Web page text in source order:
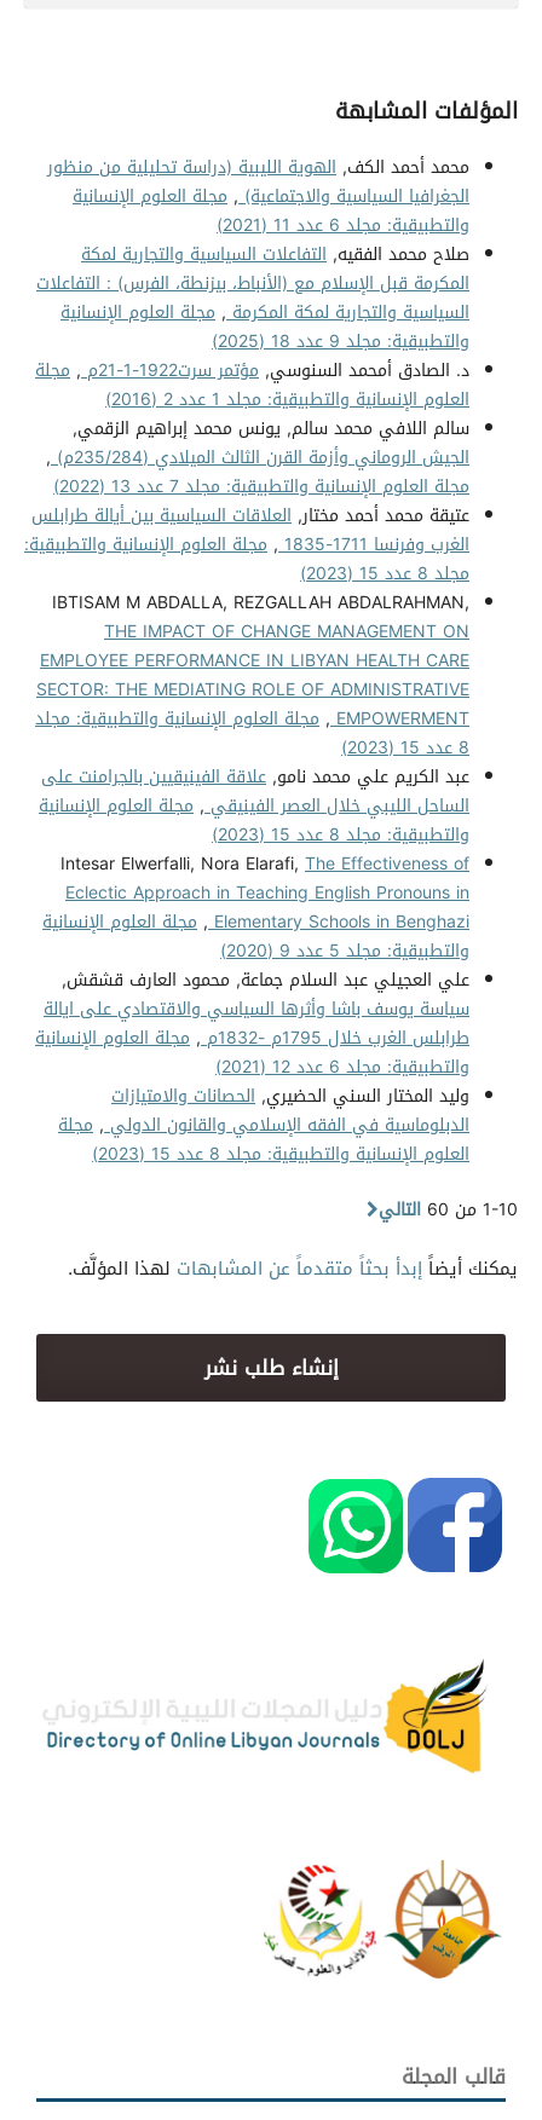
المؤلفات المشابهة
محمد أحمد الكف, الهوية الليبية (دراسة تحليلية من منظور
الجغرافيا السياسية والاجتماعية), مجلة العلوم الإنسانية
والتطبيقية: مجلد 6 عدد 11 (2021)
صلاح محمد الفقيه, التفاعلات السياسية والتجارية لمكة
المكرمة قبل الإسلام مع (الأنباط، بيزنطة، الفرس) : التفاعلات
السياسية والتجارية لمكة المكرمة, مجلة العلوم الإنسانية
والتطبيقية: مجلد 9 عدد 18 (2025)
د. الصادق أمحمد السنوسي, مؤتمر سرت1922-1-21م , مجلة
العلوم الإنسانية والتطبيقية: مجلد 1 عدد 2 (2016)
سالم اللافي محمد سالم, يونس محمد إبراهيم الزقمي,
الجيش الروماني وأزمة القرن الثالث الميلادي (235/284م)
,
مجلة العلوم الإنسانية والتطبيقية: مجلد 7 عدد 13 (2022)
عتيقة محمد أحمد مختار, العلاقات السياسية بين أيالة طرابلس
الغرب وفرنسا 1711-1835
, مجلة العلوم الإنسانية والتطبيقية:
مجلد 8 عدد 15 (2023)
IBTISAM M ABDALLA, REZGALLAH ABDALRAHMAN,
THE IMPACT OF CHANGE MANAGEMENT ON
EMPLOYEE PERFORMANCE IN LIBYAN HEALTH CARE
SECTOR: THE MEDIATING ROLE OF ADMINISTRATIVE
EMPOWERMENT
, مجلة العلوم الإنسانية والتطبيقية: مجلد
8 عدد 15 (2023)
عبد الكريم علي محمد نامو, علاقة الفينيقيين بالجرامنت على
الساحل الليبي خلال العصر الفينيقي, مجلة العلوم الإنسانية
والتطبيقية: مجلد 8 عدد 15 (2023)
Intesar Elwerfalli, Nora Elarafi,The Effectiveness of
Eclectic Approach in Teaching English Pronouns in
Elementary Schools in Benghazi
, مجلة العلوم الإنسانية
والتطبيقية: مجلد 5 عدد 9 (2020)
علي العجيلي عبد السلام جماعة, محمود العارف قشقش,
سياسة يوسف باشا وأثرها السياسي والاقتصادي على ايالة
طرابلس الغرب خلال 1795م -1832م
, مجلة العلوم الإنسانية
والتطبيقية: مجلد 6 عدد 12 (2021)
وليد المختار السني الحضيري, الحصانات والامتيازات
الدبلوماسية في الفقه الإسلامي والقانون الدولي, مجلة
العلوم الإنسانية والتطبيقية: مجلد 8 عدد 15 (2023)
1-10 من 60
التالي
يمكنك أيضاًإبدأ بحثاً متقدماً عن المشابهات لهذا المؤلَّف.
إنشاء طلب نشر
قالب المجلة